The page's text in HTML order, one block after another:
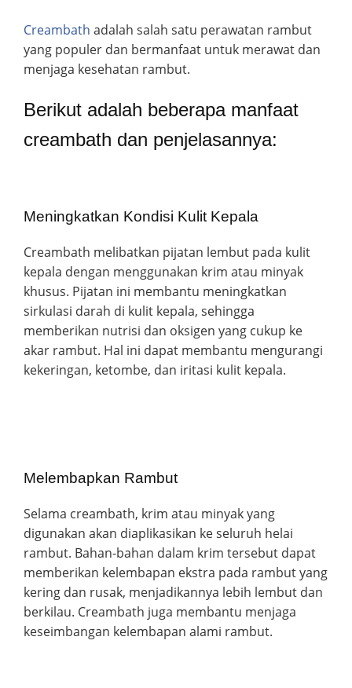
Creambath adalah salah satu perawatan rambut
yang populer dan bermanfaat untuk merawat dan
menjaga kesehatan rambut.
Berikut adalah beberapa manfaat
creambath dan penjelasannya:
Meningkatkan Kondisi Kulit Kepala
Creambath melibatkan pijatan lembut pada kulit
kepala dengan menggunakan krim atau minyak
khusus. Pijatan ini membantu meningkatkan
sirkulasi darah di kulit kepala, sehingga
memberikan nutrisi dan oksigen yang cukup ke
akar rambut. Hal ini dapat membantu mengurangi
kekeringan, ketombe, dan iritasi kulit kepala.
Melembapkan Rambut
Selama creambath, krim atau minyak yang
digunakan akan diaplikasikan ke seluruh helai
rambut. Bahan-bahan dalam krim tersebut dapat
memberikan kelembapan ekstra pada rambut yang
kering dan rusak, menjadikannya lebih lembut dan
berkilau. Creambath juga membantu menjaga
keseimbangan kelembapan alami rambut.